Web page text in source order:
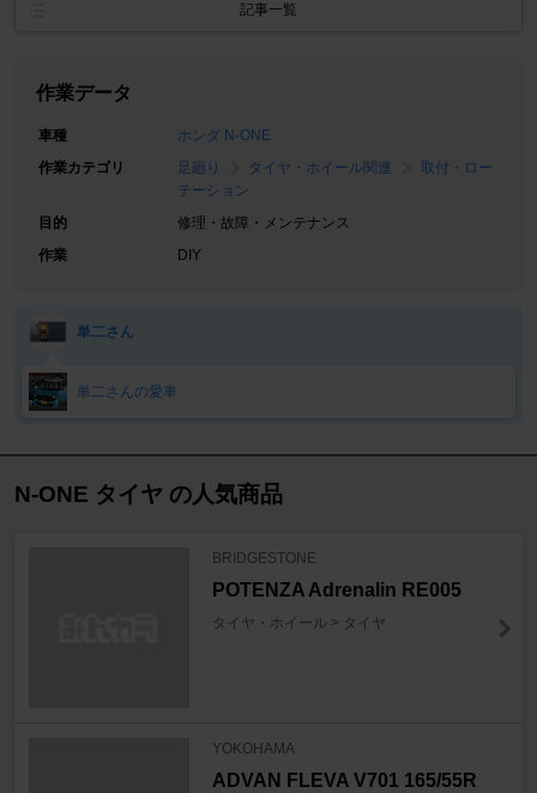
記事一覧
作業データ
車種
ホンダ N-ONE
作業カテゴリ
足廻り タイヤ・ホイール関連
取付・ロー
テーション
目的
修理・故障・メンテナンス
作業
DIY
単二さん
単二さんの愛車
N-ONE タイヤ の人気商品
BRIDGESTONE
POTENZA Adrenalin RE005
タイヤ・ホイール > タイヤ
YOKOHAMA
ADVAN FLEVA V701 165/55R